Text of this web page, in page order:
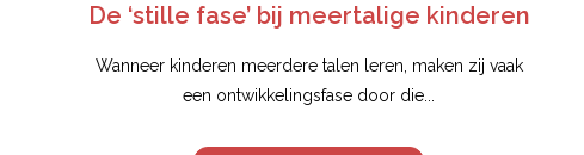
De ‘stille fase’ bij meertalige kinderen
Wanneer kinderen meerdere talen leren, maken zij vaak
een ontwikkelingsfase door die...